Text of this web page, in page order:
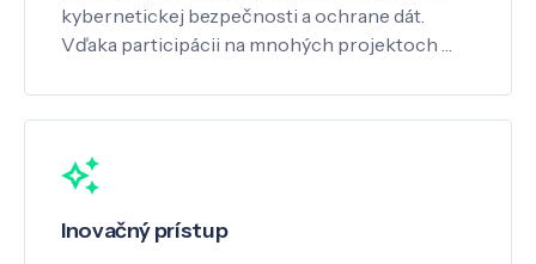
kybernetickej bezpečnosti a ochrane dát.
Vďaka participácii na mnohých projektoch …
Inovačný prístup